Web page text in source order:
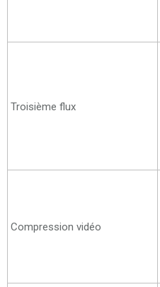
Troisième flux
Compression vidéo